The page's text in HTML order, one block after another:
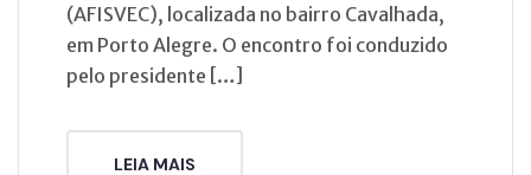
(AFISVEC), localizada no bairro Cavalhada,
em Porto Alegre. O encontro foi conduzido
pelo presidente […]
LEIA MAIS